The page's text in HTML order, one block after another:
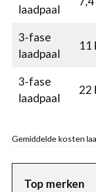
laadpaal
3-fase
laadpaal
11
3-fase
laadpaal
22
Gemiddelde kosten
Top merken